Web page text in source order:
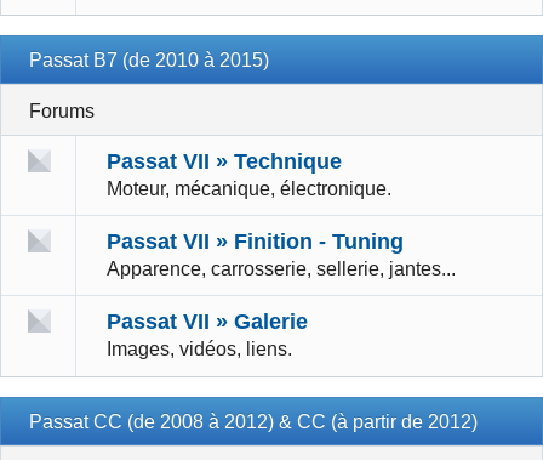
Passat B7 (de 2010 à 2015)
Forums
Passat VII » Technique
Moteur, mécanique, électronique.
Passat VII » Finition - Tuning
Apparence, carrosserie, sellerie, jantes...
Passat VII » Galerie
Images, vidéos, liens.
Passat CC (de 2008 à 2012) & CC (à partir de 2012)